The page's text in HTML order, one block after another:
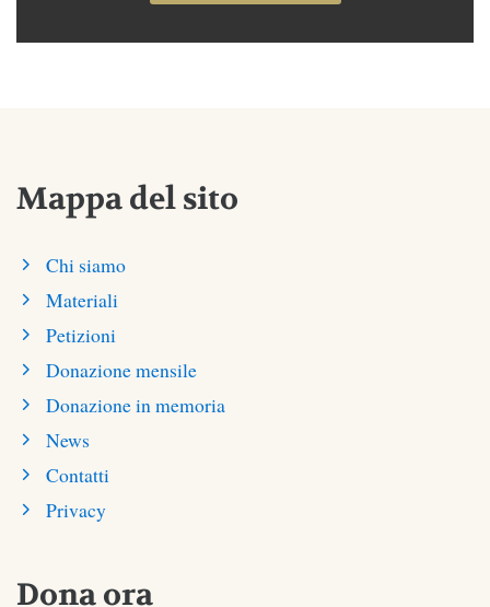
Mappa del sito
Chi siamo
Materiali
Petizioni
Donazione mensile
Donazione in memoria
News
Contatti
Privacy
Dona ora